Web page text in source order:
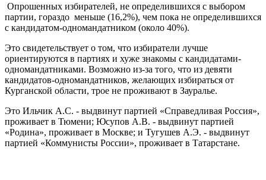
Опрошенных избирателей, не определившихся с выбором
партии, гораздо меньше (16,2%), чем пока не определившихся
с кандидатом-одномандатником (около 40%).
Это свидетельствует о том, что избиратели лучше
ориентируются в партиях и хуже знакомы с кандидатами-
одномандатниками. Возможно из-за того, что из девяти
кандидатов-одномандатников, желающих избираться от
Курганской области, трое не проживают в Зауралье.
Это Ильчик А.С. - выдвинут партией «Справедливая Россия»,
проживает в Тюмени; Юсупов А.В. - выдвинут партией
«Родина», проживает в Москве; и Тугушев А.Э. - выдвинут
партией «Коммунисты России», проживает в Татарстане.